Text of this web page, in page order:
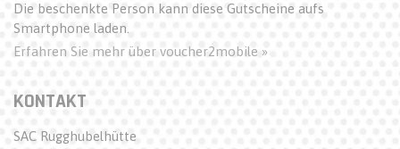
Die beschenkte Person kann diese Gutscheine aufs
Smartphone laden.
Erfahren Sie mehr über voucher2mobile »
KONTAKT
SAC Rugghubelhütte